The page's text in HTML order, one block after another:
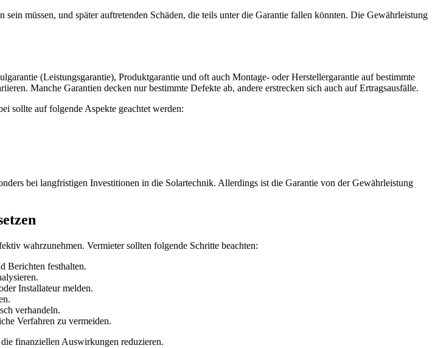
müssen, und später auftretenden Schäden, die teils unter die Garantie fallen könnten. Die Gewährleistung
(Leistungsgarantie), Produktgarantie und oft auch Montage- oder Herstellergarantie auf bestimmte
Manche Garantien decken nur bestimmte Defekte ab, andere erstrecken sich auch auf Ertragsausfälle.
sollte auf folgende Aspekte geachtet werden:
bei langfristigen Investitionen in die Solartechnik. Allerdings ist die Garantie von der Gewährleistung
wahrzunehmen. Vermieter sollten folgende Schritte beachten:
Berichten festhalten.
Installateur melden.
verhandeln.
Verfahren zu vermeiden.
finanziellen Auswirkungen reduzieren.